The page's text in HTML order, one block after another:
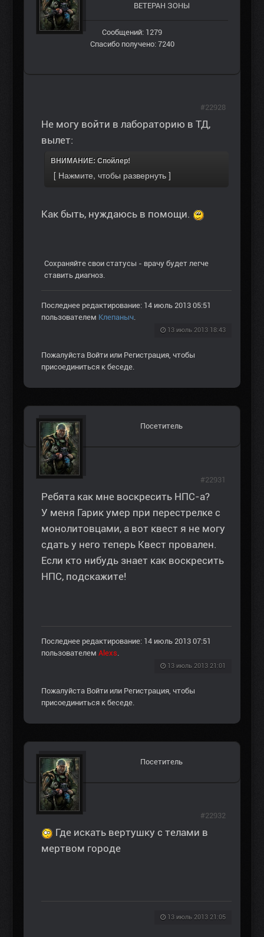
ВЕТЕРАН ЗOНЫ
Сообщений: 1279
Спасибо получено: 7240
Не могу войти в лабораторию в ТД,
вылет:
ВНИМАНИЕ: Спойлер!
Как быть, нуждаюсь в помощи.
Сохраняйте свои статусы - врачу будет легче
ставить диагноз.
Последнее редактирование: 14 июль 2013 05:51
пользователем Клепаныч.
13 июль 2013 18:43
#22928
Пожалуйста Войти или Регистрация, чтобы
присоединиться к беседе.
Посетитель
Ребята как мне воскресить НПС-а?
У меня Гарик умер при перестрелке с
монолитовцами, а вот квест я не могу
сдать у него теперь Квест провален.
Если кто нибудь знает как воскресить
НПС, подскажите!
Последнее редактирование: 14 июль 2013 07:51
пользователем Alexs.
13 июль 2013 21:01
#22931
Пожалуйста Войти или Регистрация, чтобы
присоединиться к беседе.
Посетитель
Где искать вертушку с телами в
мертвом городе
13 июль 2013 21:05
#22932